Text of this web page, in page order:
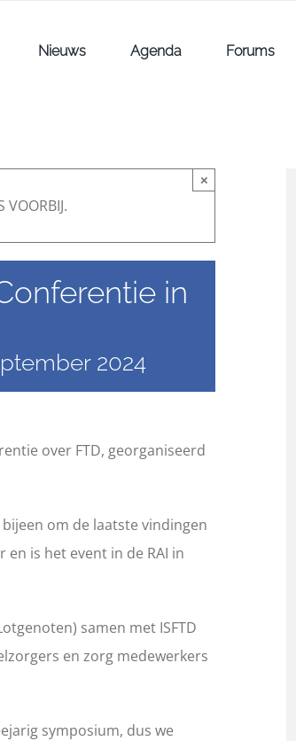
Nieuws Agenda Forums
VOORBIJ.
×
in
2024
over FTD, georganiseerd
om de laatste vindingen
en is het event in de RAI in
samen met ISFTD
en zorg medewerkers
symposium, dus we